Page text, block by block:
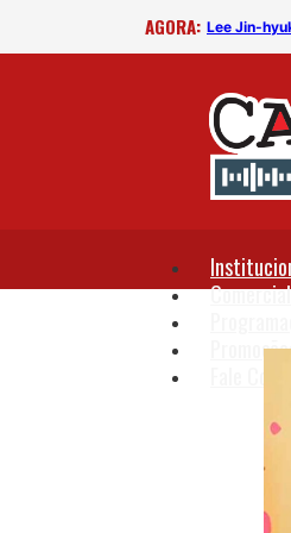
AGORA: Lee Jin-
Comercial